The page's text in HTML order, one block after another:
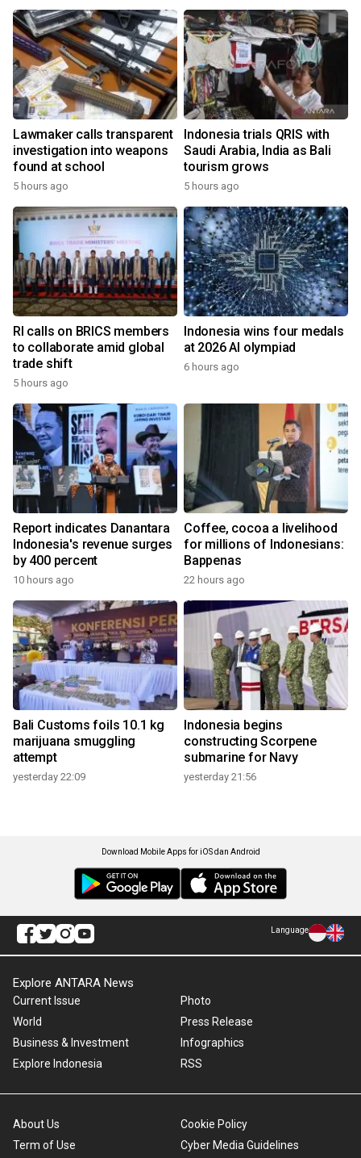
Lawmaker calls transparent
investigation into weapons
found at school
5 hours ago
Indonesia trials QRIS with
Saudi Arabia, India as Bali
tourism grows
5 hours ago
RI calls on BRICS members
to collaborate amid global
trade shift
5 hours ago
Indonesia wins four medals
at 2026 AI olympiad
6 hours ago
Report indicates Danantara
Indonesia's revenue surges
by 400 percent
10 hours ago
Coffee, cocoa a livelihood
for millions of Indonesians:
Bappenas
22 hours ago
Bali Customs foils 10.1 kg
marijuana smuggling
attempt
yesterday 22:09
Indonesia begins
constructing Scorpene
submarine for Navy
yesterday 21:56
Download Mobile Apps for iOS dan Android
Language
Explore ANTARA News
Current Issue
World
Business & Investment
Explore Indonesia
Photo
Press Release
Infographics
RSS
About Us
Term of Use
Cookie Policy
Cyber Media Guidelines